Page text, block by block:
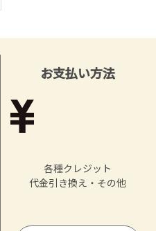
お支払い方法
各種クレジット
代金引き換え・その他